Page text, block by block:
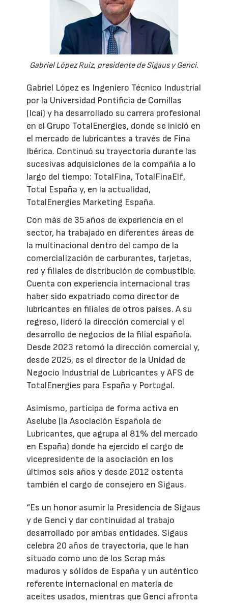
Gabriel López Ruiz, presidente de Sigaus y Genci.
Gabriel López es Ingeniero Técnico Industrial
por la Universidad Pontificia de Comillas
(Icai) y ha desarrollado su carrera profesional
en el Grupo TotalEnergies, donde se inició en
el mercado de lubricantes a través de Fina
Ibérica. Continuó su trayectoria durante las
sucesivas adquisiciones de la compañía a lo
largo del tiempo: TotalFina, TotalFinaElf,
Total España y, en la actualidad,
TotalEnergies Marketing España.
Con más de 35 años de experiencia en el
sector, ha trabajado en diferentes áreas de
la multinacional dentro del campo de la
comercialización de carburantes, tarjetas,
red y filiales de distribución de combustible.
Cuenta con experiencia internacional tras
haber sido expatriado como director de
lubricantes en filiales de otros países. A su
regreso, lideró la dirección comercial y el
desarrollo de negocios de la filial española.
Desde 2023 retomó la dirección comercial y,
desde 2025, es el director de la Unidad de
Negocio Industrial de Lubricantes y AFS de
TotalEnergies para España y Portugal.
Asimismo, participa de forma activa en
Aselube (la Asociación Española de
Lubricantes, que agrupa al 81% del mercado
en España) donde ha ejercido el cargo de
vicepresidente de la asociación en los
últimos seis años y desde 2012 ostenta
también el cargo de consejero en Sigaus.
“Es un honor asumir la Presidencia de Sigaus
y de Genci y dar continuidad al trabajo
desarrollado por ambas entidades. Sigaus
celebra 20 años de trayectoria, que le han
situado como uno de los Scrap más
maduros y sólidos de España y un auténtico
referente internacional en materia de
aceites usados, mientras que Genci afronta